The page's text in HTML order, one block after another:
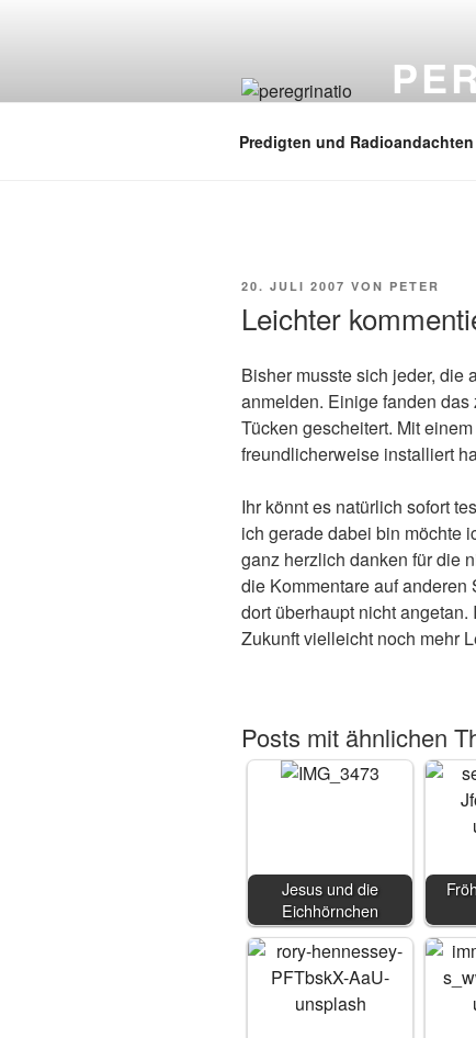
Predigten und Radioandachten
VERÖFFENTLICHT
20. JULI 2007 VON PETER
Leichter
Bisher musste sich jeder, die
anmelden. Einige fanden
Tücken gescheitert. Mit
freundlicherweise installiert
Ihr könnt es natürlich sofort
ich gerade dabei bin möchte
ganz herzlich danken für die
die Kommentare auf
dort überhaupt nicht
Zukunft vielleicht noch mehr
Posts mit ähnlichen
Jesus und die
Eichhörnchen